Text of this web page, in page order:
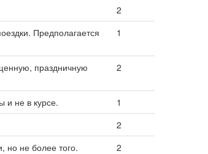
2
Предполагается
1
праздничную
2
и не в курсе.
1
2
но не более того.
2